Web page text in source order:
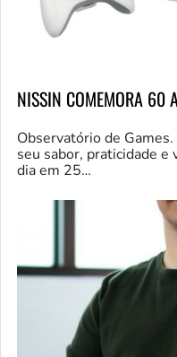
NISSIN COMEMORA 60
Observatório de
seu sabor, praticidade e
dia em 25…